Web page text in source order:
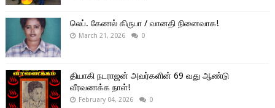
லெப். கேணல் கிருபா / வானதி நினைவாக!
March 21, 2026 0
தியாகி நடராஜன் அவர்களின் 69 வது ஆண்டு
வீரவணக்க நாள்!
February 04, 2026 0